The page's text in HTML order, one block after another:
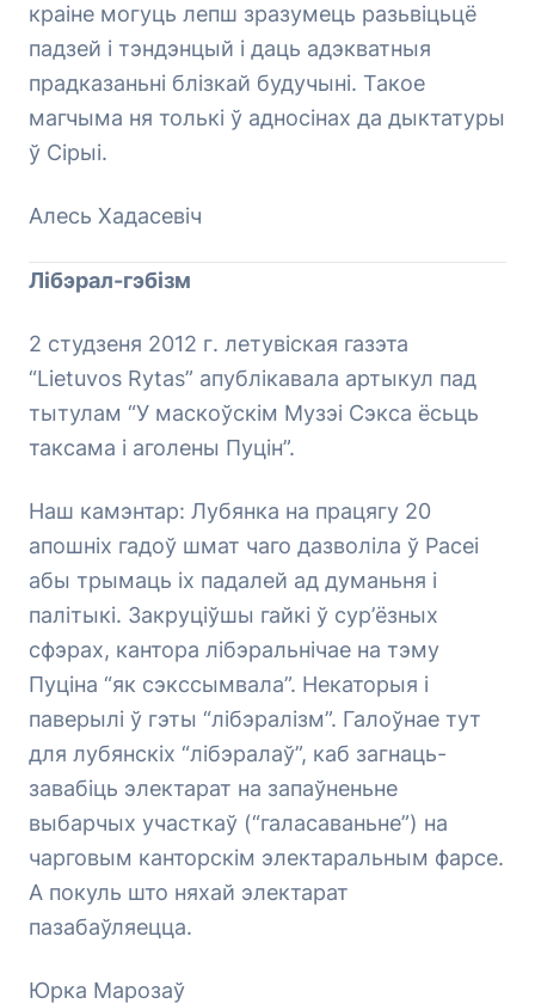
краіне могуць лепш зразумець разьвіцьцё
падзей і тэндэнцый і даць адэкватныя
прадказаньні блізкай будучыні. Такое
магчыма ня толькі ў адносінах да дыктатуры
ў Сірыі.
Алесь Хадасевіч
Лібэрал-гэбізм
2 студзеня 2012 г. летувіская газэта
“Lietuvos Rytas” апублікавала артыкул пад
тытулам “У маскоўскім Музэі Сэкса ёсьць
таксама і аголены Пуцін”.
Наш камэнтар: Лубянка на працягу 20
апошніх гадоў шмат чаго дазволіла ў Расеі
абы трымаць іх падалей ад думаньня і
палітыкі. Закруціўшы гайкі ў сур’ёзных
сфэрах, кантора лібэральнічае на тэму
Пуціна “як сэкссымвала”. Некаторыя і
паверылі ў гэты “лібэралізм”. Галоўнае тут
для лубянскіх “лібэралаў”, каб загнаць-
завабіць электарат на запаўненьне
выбарчых участкаў (“галасаваньне”) на
чарговым канторскім электаральным фарсе.
А покуль што няхай электарат
пазабаўляецца.
Юрка Марозаў